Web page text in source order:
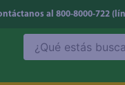
al 800-8000-722
9 litros